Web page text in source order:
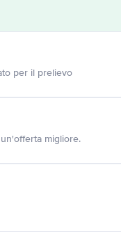
per il prelievo
migliore.